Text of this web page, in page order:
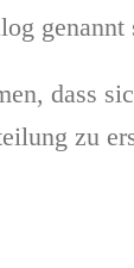
genannt
dass
zu